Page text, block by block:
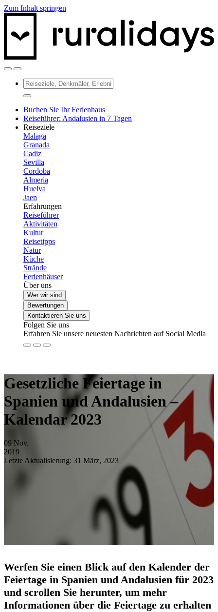
Zum Inhalt springen
Buchen Sie Ihr Ferienhaus
Reiseführer: Andalusien in 7 Tagen
Reiseziele
Malaga
Granada
Cadiz
Sevilla
Cordoba
Almeria
Huelva
Jaen
Erfahrungen
Reiseführer
Aktivitäten
Kultur
Reisetipps
Natur
Küche
Strände
Ferienhäuser
Über uns
Wer wir sind
Bewertungen
Kontaktieren Sie uns
Folgen Sie uns
Erfahren Sie unsere neuesten Nachrichten auf Social Media
Gesetzliche Feiertage in
Spanien und Andalusien –
Kalendar 2023
09 Nov.
2019
Letzte Aktualisierung: 31 März, 2023
Werfen Sie einen Blick auf den Kalender der
Feiertage in Spanien und Andalusien für 2023
und scrollen Sie herunter, um mehr
Informationen über die Feiertage zu erhalten